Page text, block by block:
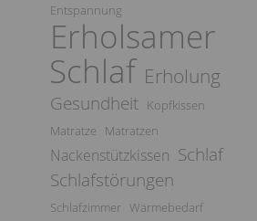
Entspannung
Erholsamer
Schlaf Erholung
Gesundheit Kopfkissen
Matratze
Matratzen
Nackenstützkissen Schlaf
Schlafstörungen
Schlafzimmer Wärmebedarf